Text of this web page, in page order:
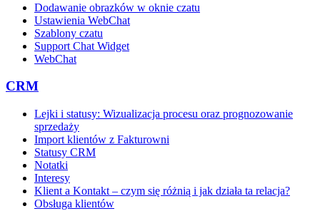
Dodawanie obrazków w oknie czatu
Ustawienia WebChat
Szablony czatu
Support Chat Widget
WebChat
CRM
Lejki i statusy: Wizualizacja procesu oraz prognozowanie
sprzedaży
Import klientów z Fakturowni
Statusy CRM
Notatki
Interesy
Klient a Kontakt – czym się różnią i jak działa ta relacja?
Obsługa klientów